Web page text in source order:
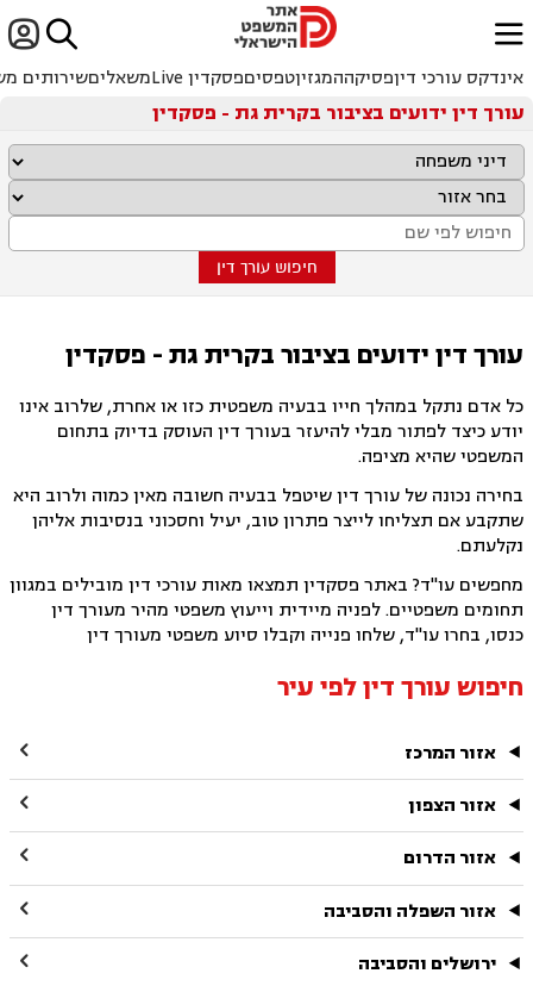

ﱐ
אינדקס עורכי דיןפסיקההמגזיןטפסיםפסקדין Live משאליםשירותים
עורך דין ידועים בציבור בקרית גת - פסקדין
חיפוש עורך דין
עורך דין ידועים בציבור בקרית גת - פסקדין
כל אדם נתקל במהלך חייו בבעיה משפטית כזו או אחרת, שלרוב אינו
יודע כיצד לפתור מבלי להיעזר בעורך דין העוסק בדיוק בתחום
המשפטי שהיא מציפה.
בחירה נכונה של עורך דין שיטפל בבעיה חשובה מאין כמוה ולרוב היא
שתקבע אם תצליחו לייצר פתרון טוב, יעיל וחסכוני בנסיבות אליהן
נקלעתם.
מחפשים עו"ד? באתר פסקדין תמצאו מאות עורכי דין מובילים במגוון
תחומים משפטיים. לפניה מיידית וייעוץ משפטי מהיר מעורך דין
כנסו, בחרו עו"ד, שלחו פנייה וקבלו סיוע משפטי מעורך דין
חיפוש עורך דין לפי עיר
אזור המרכז 
אזור הצפון 
אזור הדרום 
אזור השפלה והסביבה 
ירושלים והסביבה 